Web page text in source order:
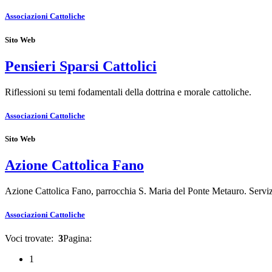
Associazioni Cattoliche
Sito Web
Pensieri Sparsi Cattolici
Riflessioni su temi fodamentali della dottrina e morale cattoliche.
Associazioni Cattoliche
Sito Web
Azione Cattolica Fano
Azione Cattolica Fano, parrocchia S. Maria del Ponte Metauro.
Associazioni Cattoliche
Voci trovate: 3Pagina:
1